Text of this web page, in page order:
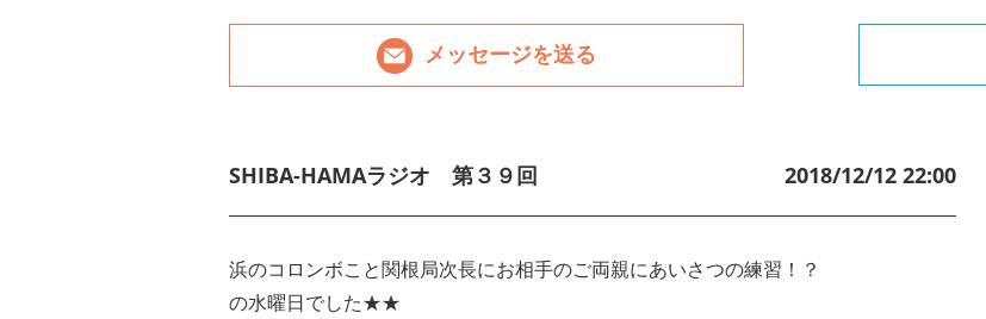
メッセージを送る
SHIBA-HAMAラジオ 第３９回 2018/12/12 22:00
浜のコロンボこと関根局次長にお相手のご両親にあいさつの練習！？
の水曜日でした★★